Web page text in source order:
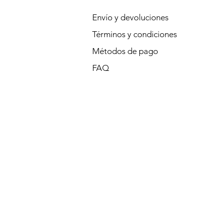
Envío y devoluciones
Términos y condiciones
Métodos de pago
FAQ